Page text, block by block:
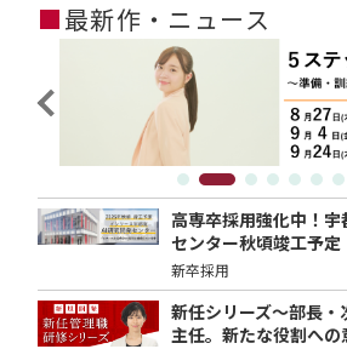
■最新作・ニュース
高専卒採用強化中！
センター秋頃竣工予定
新卒採用
新任シリーズ～部長・
主任。新たな役割への